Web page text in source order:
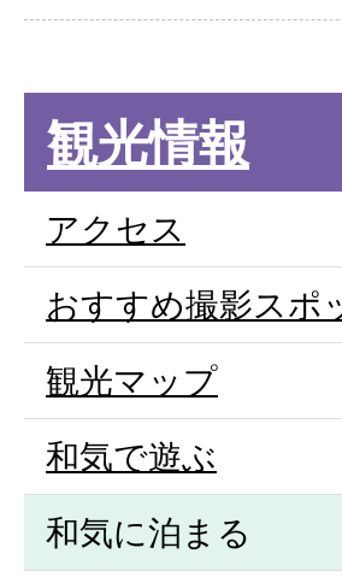
観光情報
アクセス
おすすめ撮影スポ
観光マップ
和気で遊ぶ
和気に泊まる